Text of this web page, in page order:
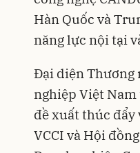
Hàn Quốc và
năng lực nội tại
Đại diện Thương
nghiệp Việt Nam
đề xuất thúc đẩy
VCCI và Hội